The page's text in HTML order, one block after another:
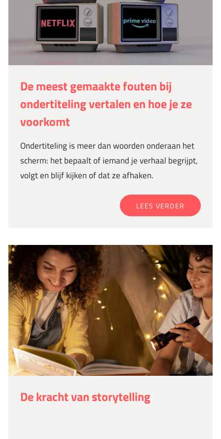
De meest gemaakte fouten bij
ondertiteling vertalen en hoe je ze
voorkomt
Ondertiteling is meer dan woorden onderaan het
scherm: het bepaalt of iemand je verhaal begrijpt,
volgt en blijf kijken of dat ze afhaken.
LEES VERDER
De kracht van storytelling